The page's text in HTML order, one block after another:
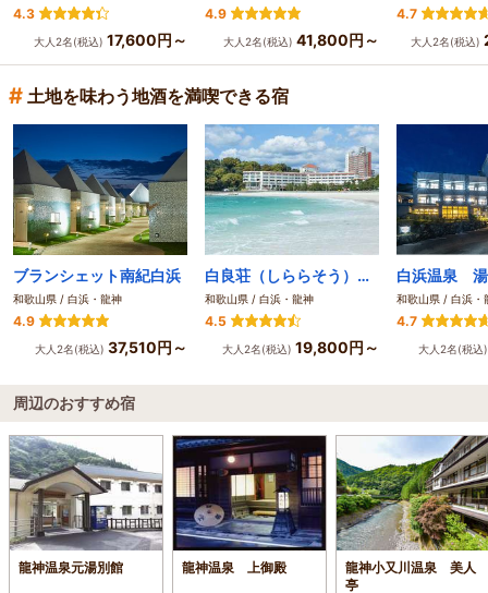
4.3
大人2名(税込) 17,600円～
4.9
大人2名(税込) 41,800円～
4.7
大人2名(税込)
# 土地を味わう地酒を満喫できる宿
ブランシェット南紀白浜
和歌山県 / 白浜・龍神
4.9
大人2名(税込) 37,510円～
白良荘（しららそう）グランドホテル
和歌山県 / 白浜・龍神
4.5
大人2名(税込) 19,800円～
白浜温泉 湯
和歌山県 / 白浜・
4.7
大人2名(税
周辺のおすすめ宿
龍神温泉元湯別館 龍神温泉 上御殿
龍神小又川温泉 美人
亭